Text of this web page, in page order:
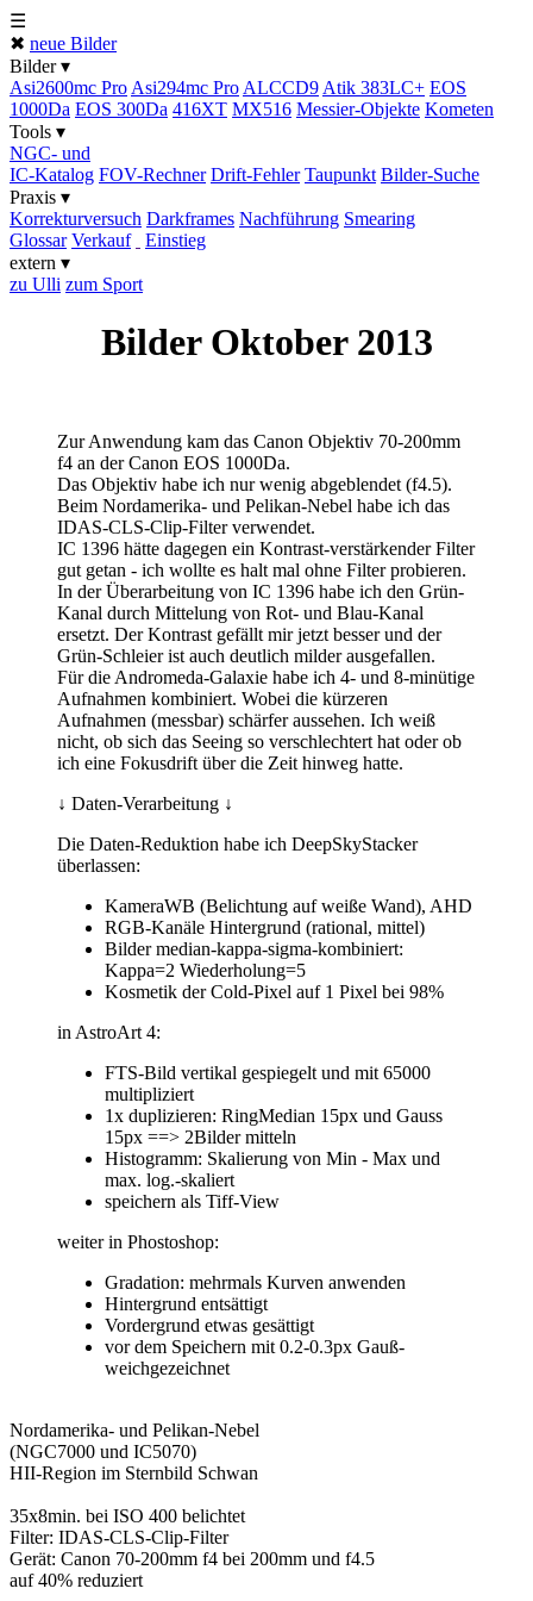
☰
✖ neue Bilder
Bilder ▾
Asi2600mc Pro Asi294mc Pro ALCCD9 Atik 383LC+ EOS
1000Da EOS 300Da 416XT MX516 Messier-Objekte Kometen
Tools ▾
NGC- und
IC-Katalog FOV-Rechner Drift-Fehler Taupunkt Bilder-Suche
Praxis ▾
Korrektur­versuch Darkframes Nachführung Smearing
Glossar Verkauf
Einstieg
extern ▾
zu Ulli zum Sport
Bilder Oktober 2013
Zur Anwendung kam das Canon Objektiv 70-200mm
f4 an der Canon EOS 1000Da.
Das Objektiv habe ich nur wenig abgeblendet (f4.5).
Beim Nordamerika- und Pelikan-Nebel habe ich das
IDAS-CLS-Clip-Filter verwendet.
IC 1396 hätte dagegen ein Kontrast-verstärkender Filter
gut getan - ich wollte es halt mal ohne Filter probieren.
In der Überarbeitung von IC 1396 habe ich den Grün-
Kanal durch Mittelung von Rot- und Blau-Kanal
ersetzt. Der Kontrast gefällt mir jetzt besser und der
Grün-Schleier ist auch deutlich milder ausgefallen.
Für die Andromeda-Galaxie habe ich 4- und 8-minütige
Aufnahmen kombiniert. Wobei die kürzeren
Aufnahmen (messbar) schärfer aussehen. Ich weiß
nicht, ob sich das Seeing so verschlechtert hat oder ob
ich eine Fokusdrift über die Zeit hinweg hatte.
↓ Daten-Verarbeitung ↓
Die Daten-Reduktion habe ich DeepSkyStacker
überlassen:
KameraWB (Belichtung auf weiße Wand), AHD
RGB-Kanäle Hintergrund (rational, mittel)
Bilder median-kappa-sigma-kombiniert:
Kappa=2 Wiederholung=5
Kosmetik der Cold-Pixel auf 1 Pixel bei 98%
in AstroArt 4:
FTS-Bild vertikal gespiegelt und mit 65000
multipliziert
1x duplizieren: RingMedian 15px und Gauss
15px ==> 2Bilder mitteln
Histogramm: Skalierung von Min - Max und
max. log.-skaliert
speichern als Tiff-View
weiter in Phostoshop:
Gradation: mehrmals Kurven anwenden
Hintergrund entsättigt
Vordergrund etwas gesättigt
vor dem Speichern mit 0.2-0.3px Gauß-
weichgezeichnet
Nordamerika- und Pelikan-Nebel
(NGC7000 und IC5070)
HII-Region im Sternbild Schwan
35x8min. bei ISO 400 belichtet
Filter: IDAS-CLS-Clip-Filter
Gerät: Canon 70-200mm f4 bei 200mm und f4.5
auf 40% reduziert